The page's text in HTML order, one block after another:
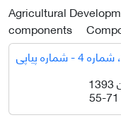
Agricultural
components
دوره 1، شماره 4 - شماره پیاپی
55-71